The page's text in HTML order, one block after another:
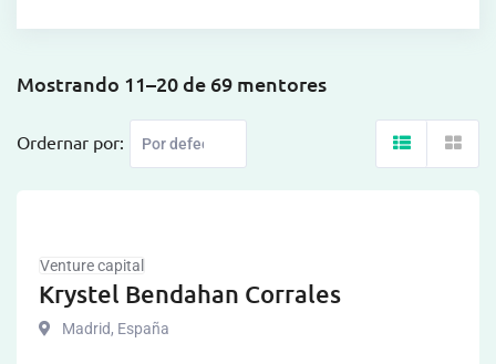
Mostrando 11–20 de 69 mentores
Ordernar por:
Venture capital
Krystel Bendahan Corrales
Madrid, España